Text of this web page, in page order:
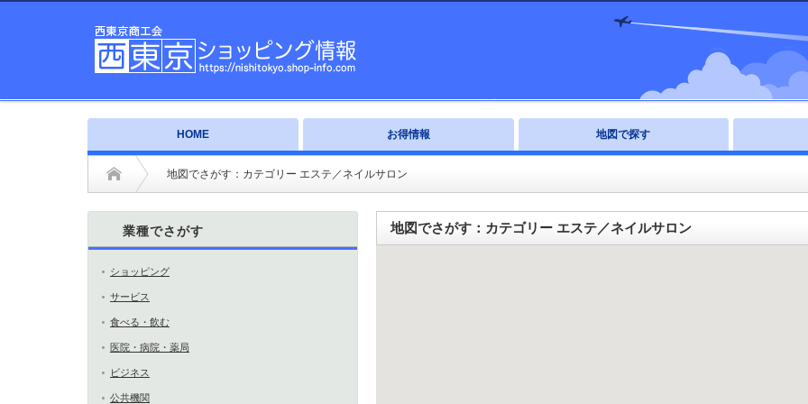
HOME お得情報 地図で探す
地図でさがす：カテゴリー エステ／ネイルサロン
地図でさがす：カテゴリー エステ／ネイルサロン
業種でさがす
ショッピング
サービス
食べる・飲む
医院・病院・薬局
ビジネス
公共機関